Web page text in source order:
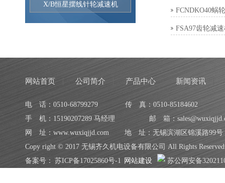
X/B恒星摆线针轮减速机
FCNDKO40蜗
FSA97齿轮减
网站首页 公司简介 产品中心 新闻资讯
电 话：0510-68799279
传 真：0510-85184602
手 机：15190207289 马经理
邮 箱：
网 址：www.wuxiqjjd.com
地 址：无锡滨湖区锦溪路99号
Copy right © 2017 无锡齐久机电设备有限公司 All Rights Reserved
备案号： 苏ICP备17025860号-1 网站建设 苏公网安备